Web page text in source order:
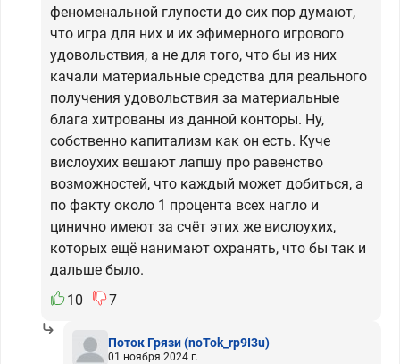
феноменальной глупости до сих пор думают,
что игра для них и их эфимерного игрового
удовольствия, а не для того, что бы из них
качали материальные средства для реального
получения удовольствия за материальные
блага хитрованы из данной конторы. Ну,
собственно капитализм как он есть. Куче
вислоухих вешают лапшу про равенство
возможностей, что каждый может добиться, а
по факту около 1 процента всех нагло и
цинично имеют за счёт этих же вислоухих,
которых ещё нанимают охранять, что бы так и
дальше было.
10
7
Поток Грязи(noTok_rp9I3u)
01 ноября 2024 г.